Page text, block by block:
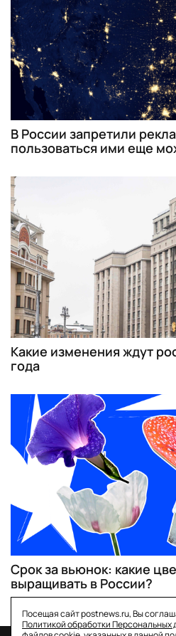
В России запретили
пользоваться ими еще
Какие изменения ждут
года
Срок за вьюнок: какие
выращивать в России?
Посещая сайт postnews.ru, Вы
Политикой обработки Персональных